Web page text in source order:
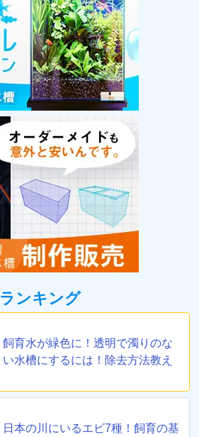
ランキング
飼育水が緑色に！透明で濁りのな
い水槽にするには！除去方法教え
日本の川にいるエビ7種！飼育の基